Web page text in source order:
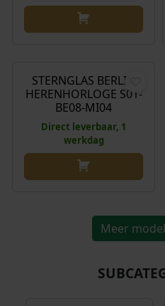
STERNGLAS BERLIN
HERENHORLOGE S01-
BE08-MI04
Direct leverbaar, 1
werkdag
Meer